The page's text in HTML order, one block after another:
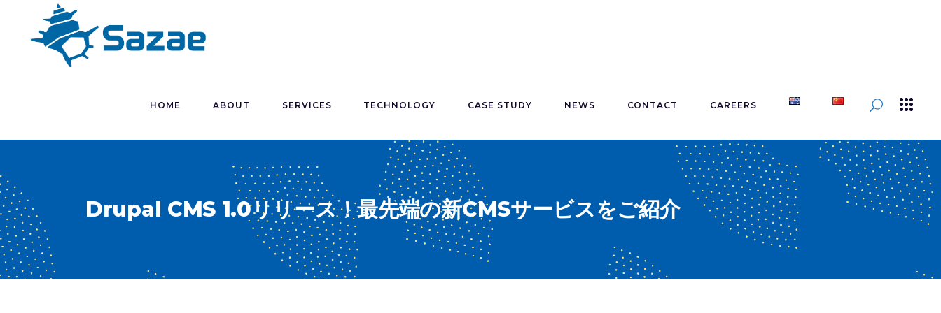
HOME ABOUT SERVICES TECHNOLOGY CASE STUDY NEWS CONTACT CAREERS
Drupal CMS 1.0リリース！最先端の新CMSサービスをご紹介